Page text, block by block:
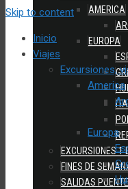
AMERICA
EUROPA
EXCURSIONES 1
FINES DE
SALIDAS
Skip to content
Inicio
Viajes
Excursiones,
America
Europa